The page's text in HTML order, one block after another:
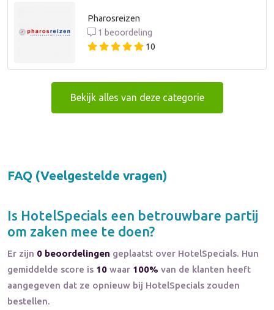
Pharosreizen
1 beoordeling
10
Bekijk alles van deze categorie
FAQ (Veelgestelde vragen)
Is HotelSpecials een betrouwbare partij
om zaken mee te doen?
Er zijn 0 beoordelingen geplaatst over HotelSpecials. Hun
gemiddelde score is 10 waar 100% van de klanten heeft
aangegeven dat ze opnieuw bij HotelSpecials zouden
bestellen.